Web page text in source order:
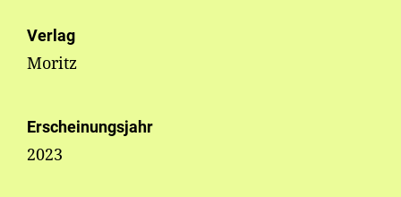
Verlag
Moritz
Erscheinungsjahr
2023